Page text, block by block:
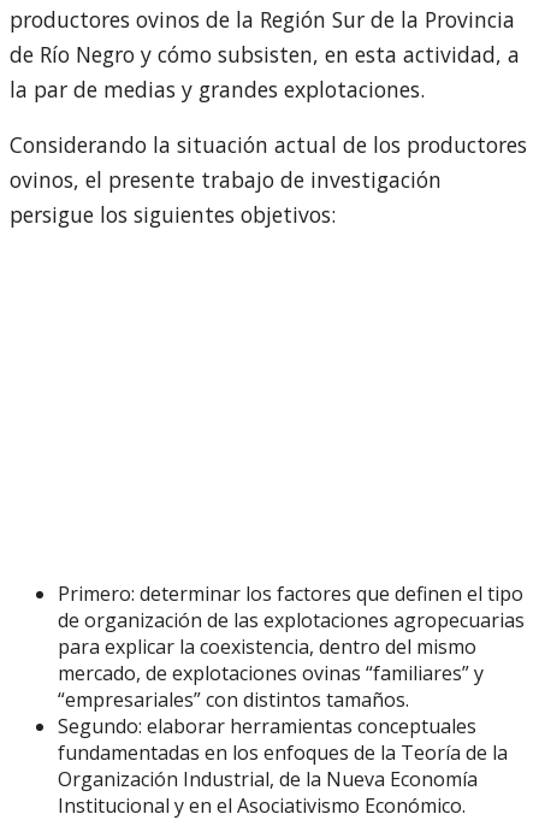
productores ovinos de la Región Sur de la Provincia
de Río Negro y cómo subsisten, en esta actividad, a
la par de medias y grandes explotaciones.
Considerando la situación actual de los productores
ovinos, el presente trabajo de investigación
persigue los siguientes objetivos:
Primero: determinar los factores que definen el tipo
de organización de las explotaciones agropecuarias
para explicar la coexistencia, dentro del mismo
mercado, de explotaciones ovinas “familiares” y
“empresariales” con distintos tamaños.
Segundo: elaborar herramientas conceptuales
fundamentadas en los enfoques de la Teoría de la
Organización Industrial, de la Nueva Economía
Institucional y en el Asociativismo Económico.